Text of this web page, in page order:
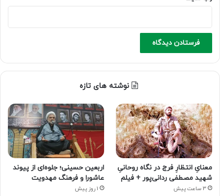
نوشته های تازه
معنایِ انتظارِ فرج در نگاه روحانیِ
شهید مصطفی ردانی‌پور + فیلم
3 ساعت پیش
اربعین حسینی؛ جلوه‌ای از پیوند
عاشورا و فرهنگ مهدویت
1 روز پیش